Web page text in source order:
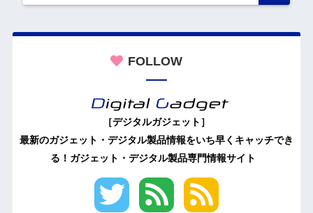
FOLLOW
［デジタルガジェット］
最新のガジェット・デジタル製品情報をいち早くキャッチでき
る！ガジェット・デジタル製品専門情報サイト